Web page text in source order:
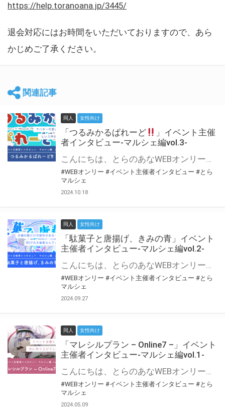
https://help.toranoana.jp/3445/
退会対応にはお時間をいただいておりますので、あら
かじめご了承ください。
関連記事
同人 女性向け
「つるみかるぱれーど
」イベント主催
者インタビュー-マルシェ編vol.3-
こんにちは、とらのあなWEBオンリー運営スタッフです。 新たにお届けする、イベント主催者インタビュー-マルシェ編-は、 とらのあなWEBオンリー「マルシェ」をご利用した主催様に 「マルシェ」を使って開催した感想や心がけをお聞きする企画です。 今回は、WEBオンリー初開催「つるみかるぱれーど
#WEBオンリー #イベント主催者インタビュー #とら
マルシェ
2024.10.18
同人 女性向け
「駄菓子と唐揚げ、きみの青」イベント
主催者インタビュー-マルシェ編vol.2-
こんにちは、とらのあなWEBオンリー運営スタッフです。 新たにお届けする、イベント主催者インタビュー-マルシェ編-は、 とらのあなWEBオンリー「マルシェ」をご利用の主催様に 「マルシェ」を使ってイベントを開催した感想や心がけをお聞きする企画です。 今回は、WEBオンリー初開催「駄菓子と唐揚げ、きみの青」より、 主催のぎこ六屋様にお話を伺いました。 協力：ぎこ六屋様／イベント公式Twitter（@krkgwks） とらのあなWEBオンリー「マルシェ」とは？ WEBオンリーでリアルタイムでコミュニケーションがとれるオンライン会場です。
#WEBオンリー #イベント主催者インタビュー #とら
マルシェ
2024.09.27
同人 女性向け
「マレシルプラン – Online7 –」イベント
主催者インタビュー-マルシェ編vol.1-
こんにちは、とらのあなWEBオンリー運営スタッフです。 新たにお届けする、イベント主催者インタビュー-マルシェ編-は、 とらのあなWEBオンリー「マルシェ」をご利用した主催様に 「マルシェ」を使って開催した感想や心がけをお聞きする企画です。 今回は、WEBオンリー開催7回目迎えた「マレシルプラン – Online7 –」より、 主催の玉川うた様にお話を伺いました。 ▼マレシルプランのインタビュー前回記事 「イベント主催者インタビュー vol.6」はこちら 協力：玉川うた様（マレシルプラン実行委員会 代表）／イベント公式Twitter（@mallesil_plan） とらのあなWEBオンリー「マルシェ」とは？ WEBオンリーでリアルタイムでコミュニケーションがとれるオンライン会場です。
#WEBオンリー #イベント主催者インタビュー #とら
マルシェ
2024.05.09